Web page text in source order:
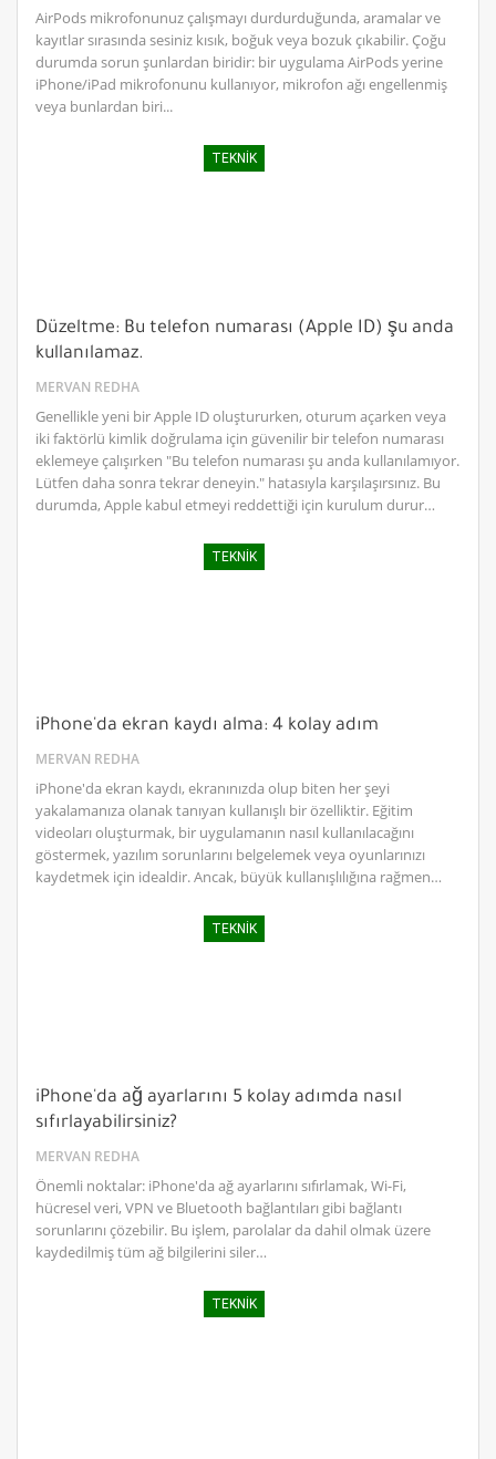
AirPods mikrofonunuz çalışmayı durdurduğunda, aramalar ve
kayıtlar sırasında sesiniz kısık, boğuk veya bozuk çıkabilir. Çoğu
durumda sorun şunlardan biridir: bir uygulama AirPods yerine
iPhone/iPad mikrofonunu kullanıyor, mikrofon ağı engellenmiş
veya bunlardan biri...
TEKNIK
Düzeltme: Bu telefon numarası (Apple ID) şu anda
kullanılamaz.
MERVAN REDHA
Genellikle yeni bir Apple ID oluştururken, oturum açarken veya
iki faktörlü kimlik doğrulama için güvenilir bir telefon numarası
eklemeye çalışırken "Bu telefon numarası şu anda kullanılamıyor.
Lütfen daha sonra tekrar deneyin." hatasıyla karşılaşırsınız. Bu
durumda, Apple kabul etmeyi reddettiği için kurulum durur…
TEKNIK
iPhone'da ekran kaydı alma: 4 kolay adım
MERVAN REDHA
iPhone'da ekran kaydı, ekranınızda olup biten her şeyi
yakalamanıza olanak tanıyan kullanışlı bir özelliktir. Eğitim
videoları oluşturmak, bir uygulamanın nasıl kullanılacağını
göstermek, yazılım sorunlarını belgelemek veya oyunlarınızı
kaydetmek için idealdir. Ancak, büyük kullanışlılığına rağmen…
TEKNIK
iPhone'da ağ ayarlarını 5 kolay adımda nasıl
sıfırlayabilirsiniz?
MERVAN REDHA
Önemli noktalar: iPhone'da ağ ayarlarını sıfırlamak, Wi-Fi,
hücresel veri, VPN ve Bluetooth bağlantıları gibi bağlantı
sorunlarını çözebilir. Bu işlem, parolalar da dahil olmak üzere
kaydedilmiş tüm ağ bilgilerini siler…
TEKNIK